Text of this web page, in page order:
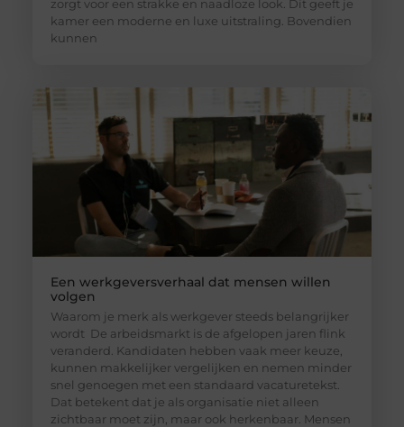
zorgt voor een strakke en naadloze look. Dit geeft je
kamer een moderne en luxe uitstraling. Bovendien
kunnen
Een werkgeversverhaal dat mensen willen
volgen
Waarom je merk als werkgever steeds belangrijker
wordt De arbeidsmarkt is de afgelopen jaren flink
veranderd. Kandidaten hebben vaak meer keuze,
kunnen makkelijker vergelijken en nemen minder
snel genoegen met een standaard vacaturetekst.
Dat betekent dat je als organisatie niet alleen
zichtbaar moet zijn, maar ook herkenbaar. Mensen